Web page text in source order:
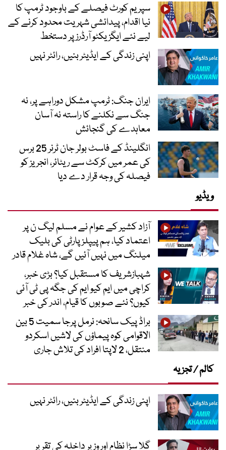
سپریم کورٹ فیصلے کے باوجود ٹرمپ کا
نیا اقدام، پیدائشی شہریت محدود کرنے کے
لیے نئے ایگزیکٹو آرڈرز پر دستخط
اپنی زندگی کے ایڈیٹر بنیں، رائٹر نہیں
ایران جنگ: ٹرمپ مشکل دوراہے پر، نہ
جنگ سے نکلنے کا راستہ نہ آسان
معاہدے کی گنجائش
انگلینڈ کے فاسٹ بولر جان ٹرنر 25 برس
کی عمر میں کرکٹ سے ریٹائر، انجریز کو
فیصلہ کی وجہ قرار دے دیا
ویڈیو
آزاد کشیر کے عوام نے مسلم لیگ ن پر
اعتماد کیا، ہم پیپلز پارٹی کی بلیک
میلنگ میں نہیں آئیں گے، شاہ غلام قادر
شہبازشریف کا مستقبل کیا؟ بڑی خبر،
کراچی میں ایم کیو ایم کی جگہ پی ٹی آئی
کیوں؟ نئے صوبوں کا قیام، اندر کی خبر
براڈ پیک سانحہ: نرمل پرجا سمیت 5 بین
الاقوامی کوہ پیماؤں کی لاشیں اسکردو
منتقل، 2 لاپتا افراد کی تلاش جاری
کالم / تجزیہ
اپنی زندگی کے ایڈیٹر بنیں، رائٹر نہیں
گلا سڑا نظام اور وزیر داخلہ کی تقریر